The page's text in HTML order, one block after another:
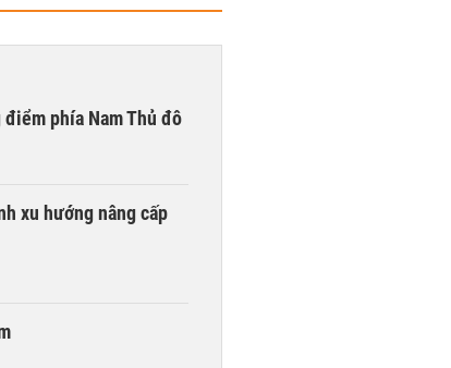
phía Nam Thủ đô
xu hướng nâng cấp